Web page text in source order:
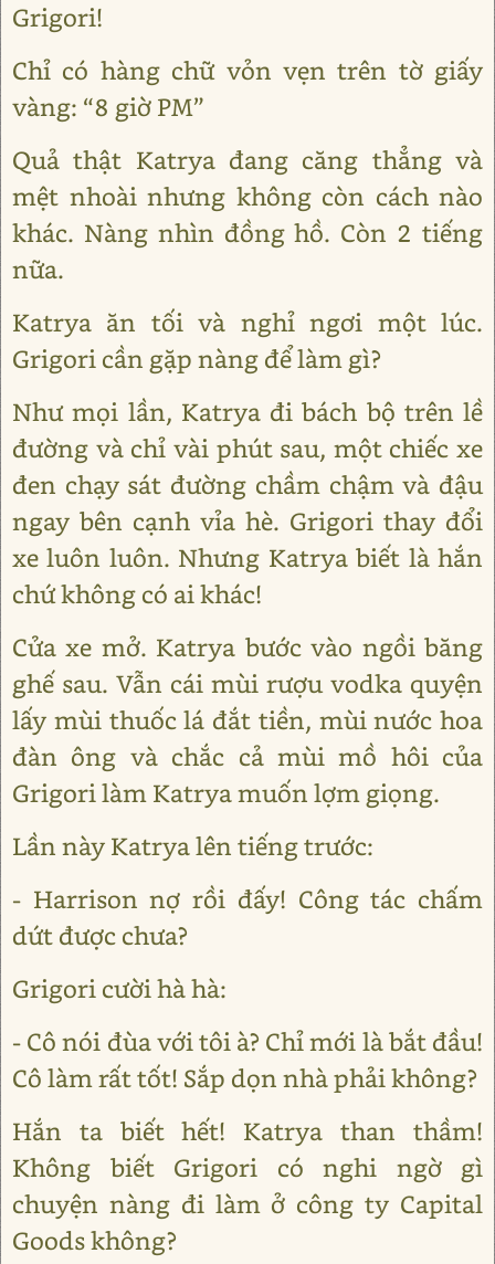
Grigori!
Chỉ có hàng chữ vỏn vẹn trên tờ giấy
vàng: “8 giờ PM”
Quả thật Katrya đang căng thẳng và
mệt nhoài nhưng không còn cách nào
khác. Nàng nhìn đồng hồ. Còn 2 tiếng
nữa.
Katrya ăn tối và nghỉ ngơi một lúc.
Grigori cần gặp nàng để làm gì?
Như mọi lần, Katrya đi bách bộ trên lề
đường và chỉ vài phút sau, một chiếc xe
đen chạy sát đường chầm chậm và đậu
ngay bên cạnh vỉa hè. Grigori thay đổi
xe luôn luôn. Nhưng Katrya biết là hắn
chứ không có ai khác!
Cửa xe mở. Katrya bước vào ngồi băng
ghế sau. Vẫn cái mùi rượu vodka quyện
lấy mùi thuốc lá đắt tiền, mùi nước hoa
đàn ông và chắc cả mùi mồ hôi của
Grigori làm Katrya muốn lợm giọng.
Lần này Katrya lên tiếng trước:
- Harrison nợ rồi đấy! Công tác chấm
dứt được chưa?
Grigori cười hà hà:
- Cô nói đùa với tôi à? Chỉ mới là bắt đầu!
Cô làm rất tốt! Sắp dọn nhà phải không?
Hắn ta biết hết! Katrya than thầm!
Không biết Grigori có nghi ngờ gì
chuyện nàng đi làm ở công ty Capital
Goods không?